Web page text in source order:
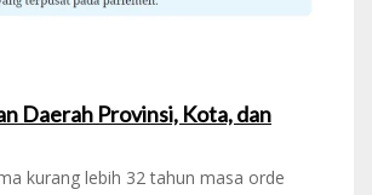
Daerah Provinsi, Kota, dan
kurang lebih 32 tahun masa orde